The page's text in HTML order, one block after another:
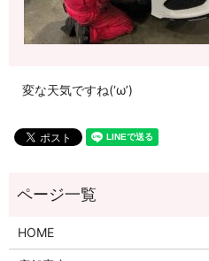
変な天気ですね(‘ω’)
HOME